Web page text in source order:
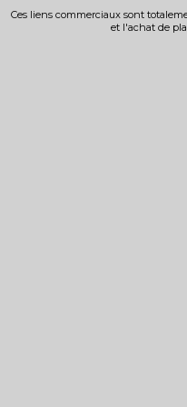
Ces liens commerciaux sont
et l'achat de